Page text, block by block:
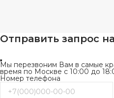
Отправить запрос
Мы перезвоним Вам в самые
время по Москве с 10:00 до
Номер телефона